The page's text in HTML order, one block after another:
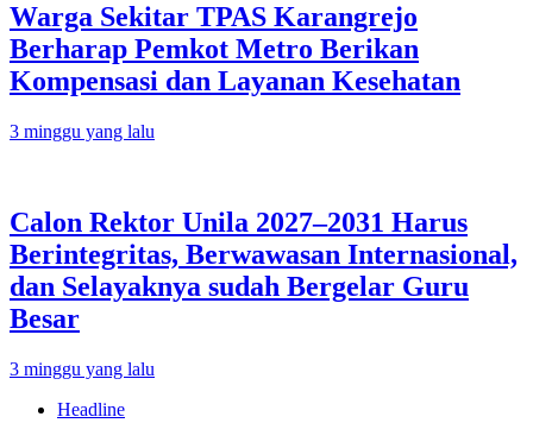
Warga Sekitar TPAS Karangrejo
Berharap Pemkot Metro Berikan
Kompensasi dan Layanan Kesehatan
3 minggu yang lalu
Calon Rektor Unila 2027–2031 Harus
Berintegritas, Berwawasan Internasional,
dan Selayaknya sudah Bergelar Guru
Besar
3 minggu yang lalu
Headline